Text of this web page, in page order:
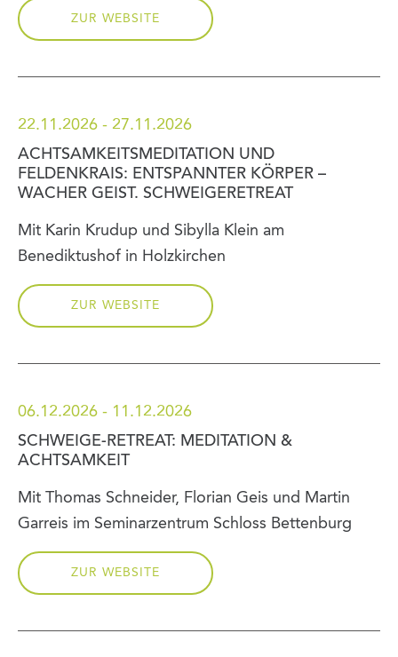
ZUR WEBSITE
22.11.2026 - 27.11.2026
ACHTSAMKEITSMEDITATION UND
FELDENKRAIS: ENTSPANNTER KÖRPER –
WACHER GEIST. SCHWEIGERETREAT
Mit Karin Krudup und Sibylla Klein am
Benediktushof in Holzkirchen
ZUR WEBSITE
06.12.2026 - 11.12.2026
SCHWEIGE-RETREAT: MEDITATION &
ACHTSAMKEIT
Mit Thomas Schneider, Florian Geis und Martin
Garreis im Seminarzentrum Schloss Bettenburg
ZUR WEBSITE